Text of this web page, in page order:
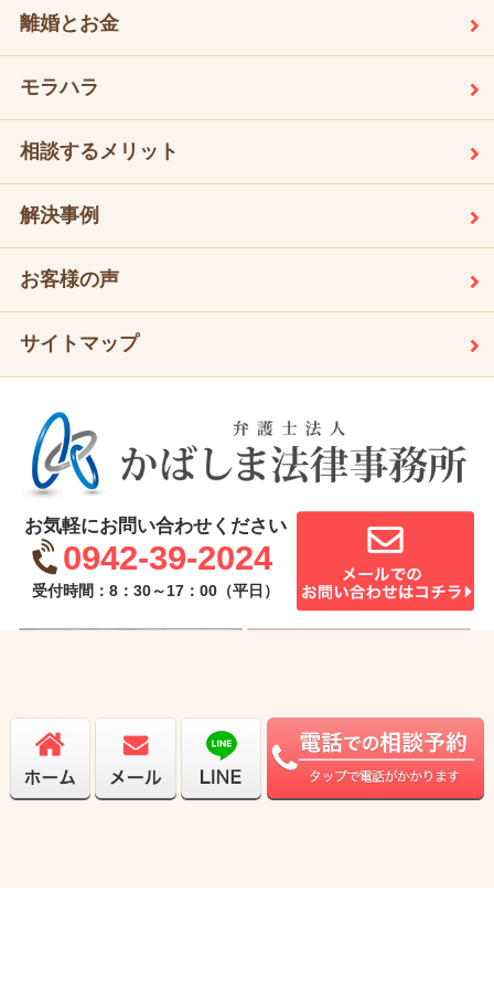
離婚とお金
モラハラ
相談するメリット
解決事例
お客様の声
サイトマップ
お気軽にお問い合わせください
0942-39-2024
受付時間：8：30～17：00（平日）